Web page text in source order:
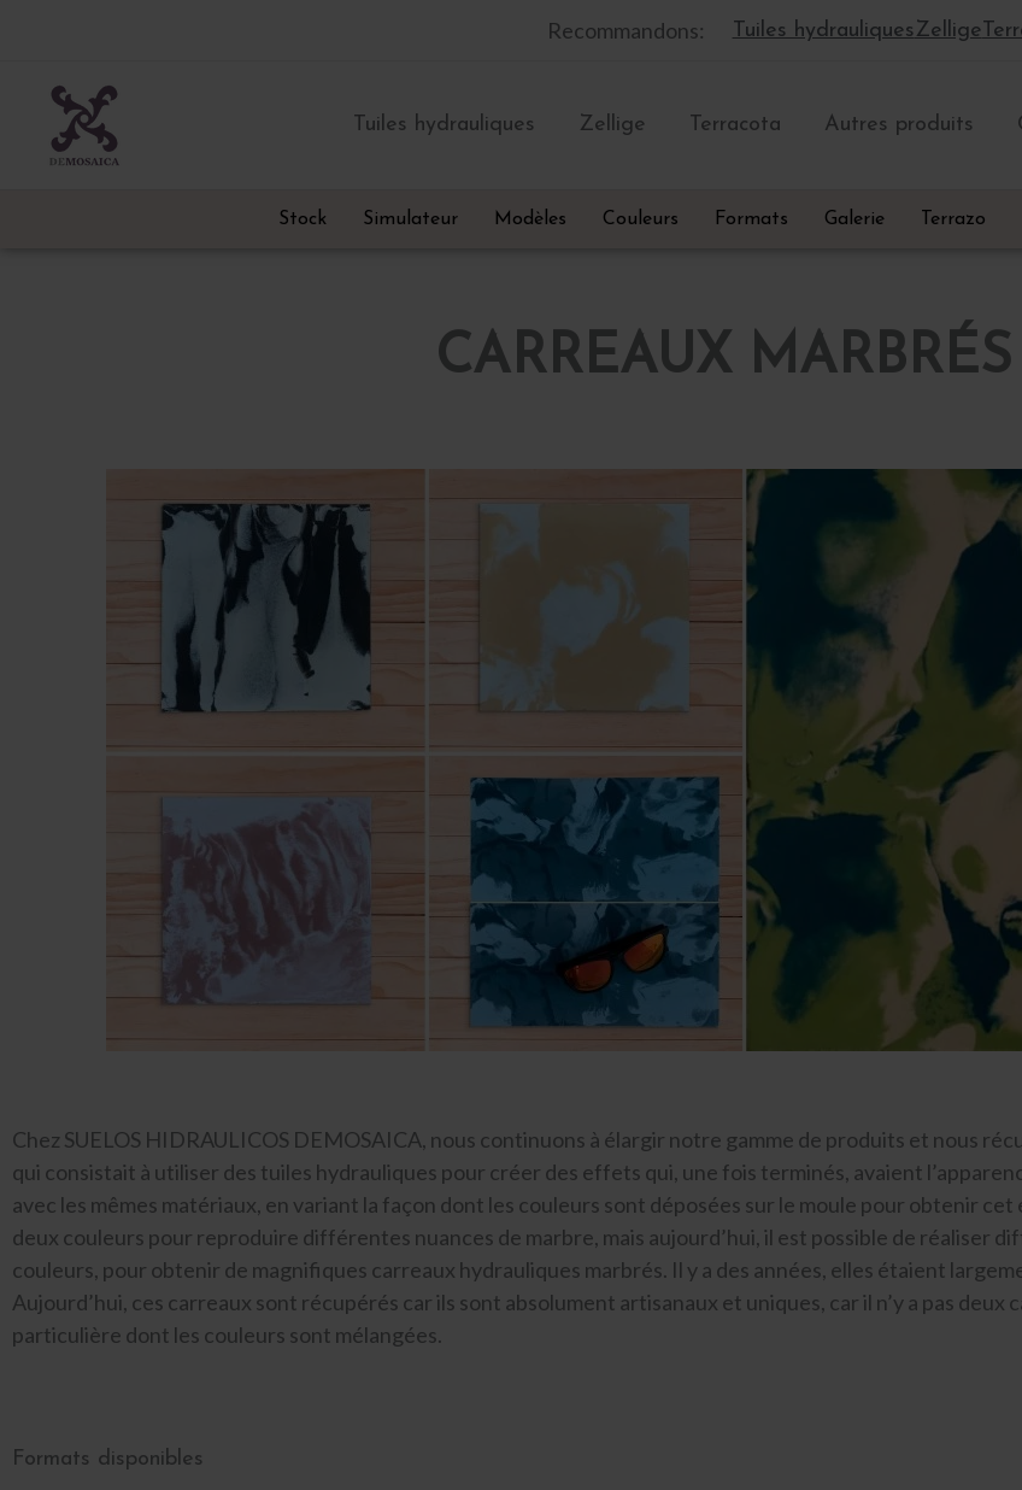
contenu
Recommandons: Tuiles hydrauliquesZellige
Tuiles hydrauliques Zellige Terracota Autres produits
Stock Simulateur Modèles Couleurs Formats Galerie Terrazo
CARREAUX MARBRÉS
Chez SUELOS HIDRAULICOS DEMOSAICA, nous continuons à élargir notre gamme de produits et nous
qui consistait à utiliser des tuiles hydrauliques pour créer des effets qui, une fois terminés, avaient
avec les mêmes matériaux, en variant la façon dont les couleurs sont déposées sur le moule pour obtenir
deux couleurs pour reproduire différentes nuances de marbre, mais aujourd’hui, il est possible de réaliser
couleurs, pour obtenir de magnifiques carreaux hydrauliques marbrés. Il y a des années, elles étaient
Aujourd’hui, ces carreaux sont récupérés car ils sont absolument artisanaux et uniques, car il n’y a pas deux
particulière dont les couleurs sont mélangées.
Formats disponibles